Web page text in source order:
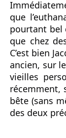
que
pourtant bel
que chez
C’est bien
ancien, sur
vieilles
récemment,
bête (sans
des deux